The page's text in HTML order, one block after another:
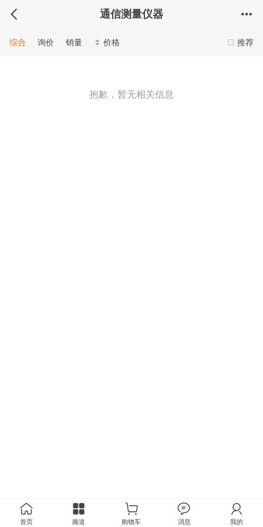
通信测量仪器
推荐
综合 询价 销量 价格
抱歉，暂无相关信息
首页 频道 购物车 消息 我的